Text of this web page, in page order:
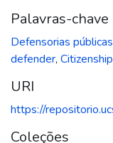
Palavras-chave
Defensorias públicas
defender, Citizenship
URI
https://
Coleções